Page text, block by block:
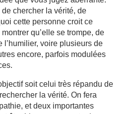
de chercher la vérité, de
cette personne croit ce
qu’elle se trompe, de
l’humilier, voire plusieurs de
encore, parfois modulées
soit celui très répandu de
la vérité. On fera
et deux importantes